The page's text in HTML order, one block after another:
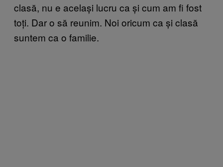
clasă, nu e același lucru ca și cum am fi fost
toți. Dar o să reunim. Noi oricum ca și clasă
suntem ca o familie.